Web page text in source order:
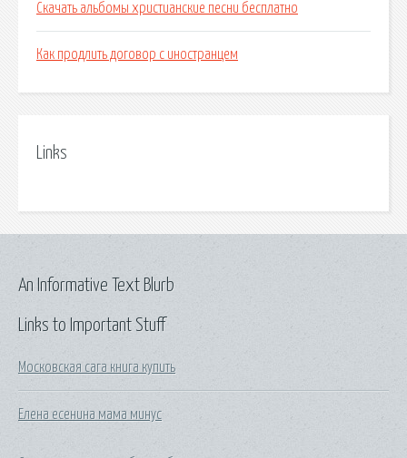
Скачать альбомы христианские песни бесплатно
Как продлить договор с иностранцем
Links
Links to Important Stuff
Московская сага книга купить
Елена есенина мама минус
An Informative Text Blurb